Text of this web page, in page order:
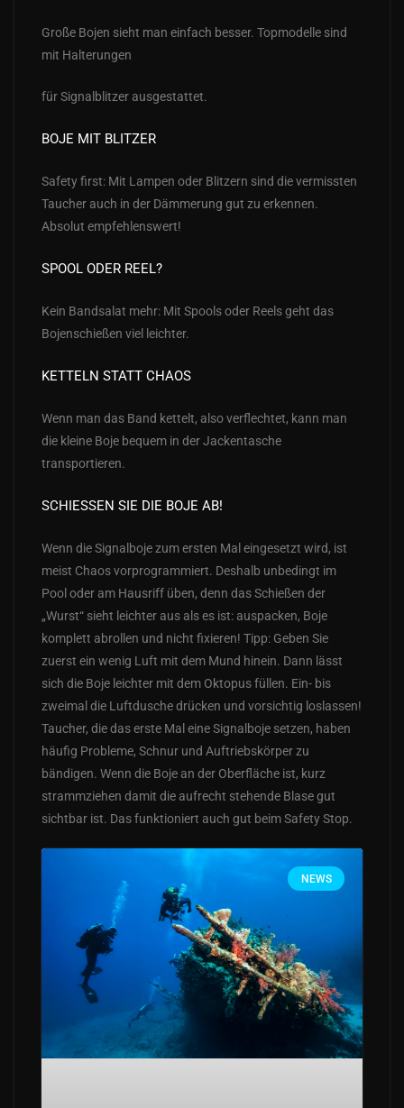
Große Bojen sieht man einfach besser. Topmodelle sind
mit Halterungen
für Signalblitzer ausgestattet.
BOJE MIT BLITZER
Safety first: Mit Lampen oder Blitzern sind die vermissten
Taucher auch in der Dämmerung gut zu erkennen.
Absolut empfehlenswert!
SPOOL ODER REEL?
Kein Bandsalat mehr: Mit Spools oder Reels geht das
Bojenschießen viel leichter.
KETTELN STATT CHAOS
Wenn man das Band kettelt, also verflechtet, kann man
die kleine Boje bequem in der Jackentasche
transportieren.
SCHIESSEN SIE DIE BOJE AB!
Wenn die Signalboje zum ersten Mal eingesetzt wird, ist
meist Chaos vorprogrammiert. Deshalb unbedingt im
Pool oder am Hausriff üben, denn das Schießen der
„Wurst“ sieht leichter aus als es ist: auspacken, Boje
komplett abrollen und nicht fixieren! Tipp: Geben Sie
zuerst ein wenig Luft mit dem Mund hinein. Dann lässt
sich die Boje leichter mit dem Oktopus füllen. Ein- bis
zweimal die Luftdusche drücken und vorsichtig loslassen!
Taucher, die das erste Mal eine Signalboje setzen, haben
häufig Probleme, Schnur und Auftriebskörper zu
bändigen. Wenn die Boje an der Oberfläche ist, kurz
strammziehen damit die aufrecht stehende Blase gut
sichtbar ist. Das funktioniert auch gut beim Safety Stop.
NEWS